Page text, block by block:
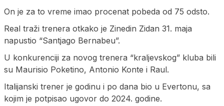
On je za to vreme imao procenat pobeda od 75 odsto.
Real traži trenera otkako je Zinedin Zidan 31. maja
napustio “Santjago Bernabeu”.
U konkurenciji za novog trenera “kraljevskog” kluba bili
su Maurisio Poketino, Antonio Konte i Raul.
Italijanski trener je godinu i po dana bio u Evertonu, sa
kojim je potpisao ugovor do 2024. godine.